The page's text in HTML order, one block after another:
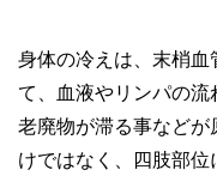
身体の冷えは、末梢血
て、血液やリンパの流
老廃物が滞る事などが
けではなく、四肢部位